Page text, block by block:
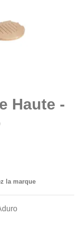
Haute -
la marque